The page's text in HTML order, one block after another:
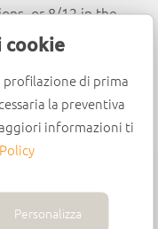
cookie
profilazione di prima
la preventiva
informazioni ti
Personalizza
or 8/12 in the
(PU) - Italia -